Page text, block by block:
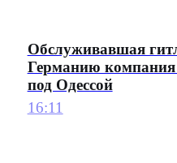
Обслуживавшая
Германию компания
под Одессой
16:11